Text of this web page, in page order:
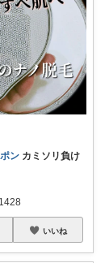
ン ​カミソリ負け
1428
いいね